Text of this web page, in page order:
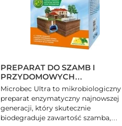
PREPARAT DO SZAMB I
PRZYDOMOWYCH
OCZYSZCZALNI ŚCIEKÓW
MICROBEC ULTRA 1,2 KG
Microbec Ultra to mikrobiologiczny
preparat enzymatyczny najnowszej
generacji, który skutecznie
biodegraduje zawartość szamba,